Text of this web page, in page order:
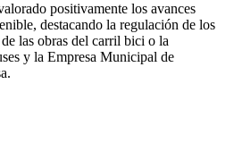
positivamente los avances
destacando la regulación de los
las obras del carril bici o la
y la Empresa Municipal de